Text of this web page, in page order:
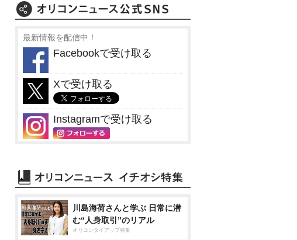
最新情報を配信中！
Facebookで受け取る
Xで受け取る
Instagramで受け取る
川島海荷さんと学ぶ 日常に潜
む“人身取引”のリアル
オリコンタイアップ特集